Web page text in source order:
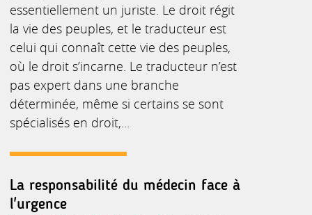
essentiellement un juriste. Le droit régit
la vie des peuples, et le traducteur est
celui qui connaît cette vie des peuples,
où le droit s’incarne. Le traducteur n’est
pas expert dans une branche
déterminée, même si certains se sont
spécialisés en droit,...
La responsabilité du médecin face à
l'urgence